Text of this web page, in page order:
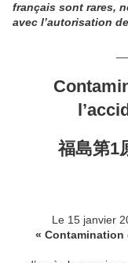
français sont rares,
avec l’autorisation
福島第1
Le 15 janvier
« Contamination